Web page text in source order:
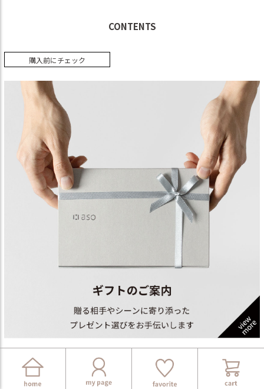
CONTENTS
購入前にチェック